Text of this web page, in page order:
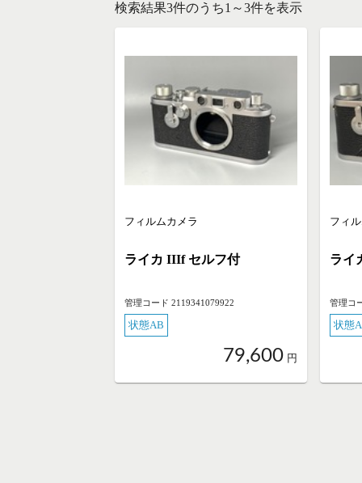
検索結果3件のうち1～3件を表示
フィルムカメラ
ライカ IIIf セルフ付
管理コード 2119341079922
状態AB
79,600 円
フィ
ライ
管理コ
状態